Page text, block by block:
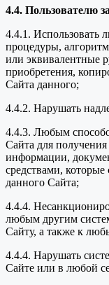
4.4. Пользователю
4.4.1. Использовать
процедуры,
или эквивалентные
приобретения,
Сайта данного;
4.4.2. Нарушать
4.4.3. Любым
Сайта для
информации,
средствами,
данного Сайта;
4.4.4.
любым другим
Сайту, а также к
4.4.4. Нарушать
Сайте или в любой